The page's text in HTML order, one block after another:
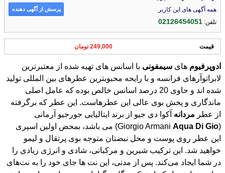
همه آگهی های این کاربر
تلفن:02126454051
پرسش از آگهی دهنده
قیمت 249,000 تومان
ادوپرفیوم های سیمفونی با اسانس های تهیه شده از معتبرترین
لابراتوآرهای فرانسه و با رایحه محبوبترین عطرهای بین المللی تولید
شده اند و حاوی 20 درصد اسانس خالص بوده که عامل اصلی
ماندگاری و پخش بوی عالی این عطرهاست. این عطر که برگرفته
از عطر مردانه آکوا دی جیو از برند ایتالیایی جورجیو آرمانی
(Giorgio Armani
Aqua Di Gio ) می باشد، بمحض اولین اسپری
این عطر روی پوست و محل نبضتان متوجه بوی پرتقال و لیمو
خواهید شد. این ترکیب شیرین و مرکباتی، شادی و انرژی زیادی را
در شما ایجاد می‌کند. پس از مدتی، این نت ها جای خود را به نت‌های
میانی خواهند داد که از ترکیب گل و گیاهان و نت های دریایی ساخته
شدند و انرژی مثبت فراوانی را به شما هدیه می‌کنند. سرانجام نت
های پایانی از راه رسیده و جایگزین می شوند که متشکل از گیاهان
معطر و نت های چوبی هستند و هیجان را در شما بیشتر خواهند کرد.
عطر آکوا دی جیو بوی بوی شیرین، تند و خنک دارد که این ترکیب
سه گانه استفاده این عطر را در تمام فصول ممکن می سازد. نت